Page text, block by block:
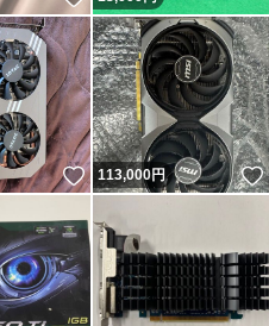
いいね！
113,000円